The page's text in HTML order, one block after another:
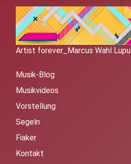
Artist forever_Marcus Wahl Lupu
Musik-Blog
Musikvideos
Vorstellung
Segeln
Fiaker
Kontakt